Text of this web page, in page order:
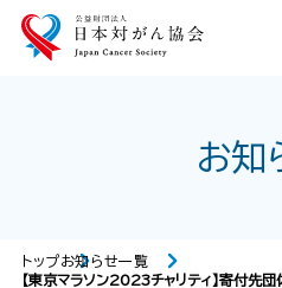
お知
トップお知らせ一覧
【東京マラソン2023チャリティ】寄付先